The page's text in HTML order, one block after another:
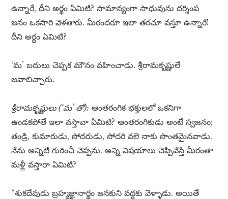
ఉన్నారే, దీని అర్థం ఏమిటి? సామాన్యంగా సాధువును దర్శింప
జనం ఒకసారి వెళతారు. మీరందరూ ఇలా తరచూ వస్తూ ఉన్నారే!
దీని అర్థం ఏమిటి?
‘మ’ బదులు చెప్పక మౌనం వహించాడు. శ్రీరామకృష్ణులే
జవాబిచ్చారు.
శ్రీరామకృష్ణులు (‘మ’ తో): ఆంతరంగిక భక్తులలో ఒకనిగా
ఉండకపోతే ఇలా వస్తావా ఏమిటి? ఆంతరంగికుడు అంటే స్వజనం;
తండ్రి, కుమారుడు, సోదరుడు, సోదరి వలె నాకు సొంతమైనవాడు.
నేను అన్నిటి గురించీ చెప్పను. అన్ని విషయాలు చెప్పివేస్తే మీరంతా
మళ్లీ వస్తారా ఏమిటి?
“శుకదేవుడు బ్రహ్మజ్ఞానార్థం జనకుని వద్దకు వెళ్ళాడు. అయితే